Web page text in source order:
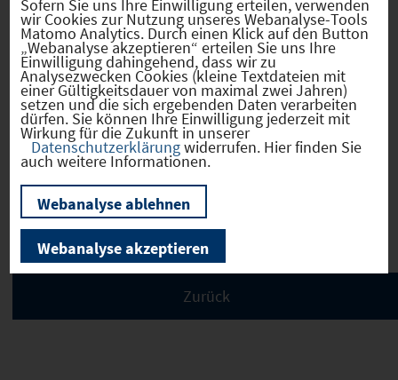
Sozialvers. Beschäftigte
Verkehrsinfrastruktur
Kommunale Infrastruktur
Sofern Sie uns Ihre Einwilligung erteilen, verwenden
wir Cookies zur Nutzung unseres Webanalyse-Tools
Matomo Analytics. Durch einen Klick auf den Button
„Webanalyse akzeptieren“ erteilen Sie uns Ihre
Einwilligung dahingehend, dass wir zu
Analysezwecken Cookies (kleine Textdateien mit
einer Gültigkeitsdauer von maximal zwei Jahren)
setzen und die sich ergebenden Daten verarbeiten
dürfen. Sie können Ihre Einwilligung jederzeit mit
Wirkung für die Zukunft in unserer
Datenschutzerklärungwiderrufen. Hier finden Sie
auch weitere Informationen.
Webanalyse ablehnen
Webanalyse akzeptieren